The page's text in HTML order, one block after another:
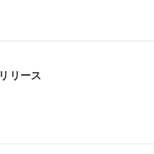
リース